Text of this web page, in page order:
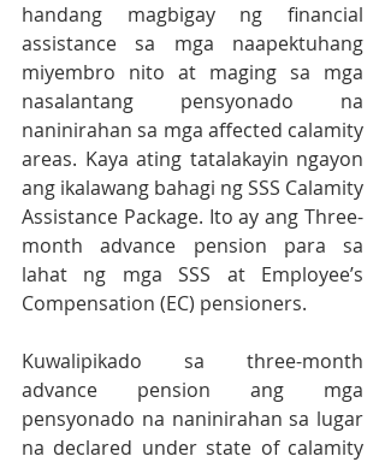
handang magbigay ng financial
assistance sa mga naapektuhang
miyembro nito at maging sa mga
nasalantang pensyonado na
naninirahan sa mga affected calamity
areas. Kaya ating tatalakayin ngayon
ang ikalawang bahagi ng SSS Calamity
Assistance Package. Ito ay ang Three-
month advance pension para sa
lahat ng mga SSS at Employee’s
Compensation (EC) pensioners.
Kuwalipikado sa three-month
advance pension ang mga
pensyonado na naninirahan sa lugar
na declared under state of calamity